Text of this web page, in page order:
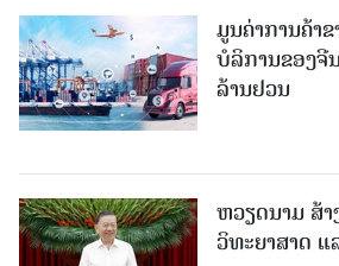
ມູນຄ່າການຄ້າ
ບໍລິການຂອງຈີ
ລ້ານຢວນ
ຫວຽດນາມ ສ້
ວິທະຍາສາດ